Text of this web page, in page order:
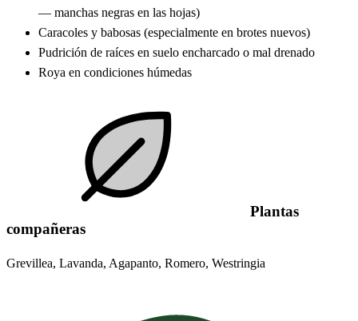
— manchas negras en las hojas)
Caracoles y babosas (especialmente en brotes nuevos)
Pudrición de raíces en suelo encharcado o mal drenado
Roya en condiciones húmedas
Plantas
compañeras
Grevillea, Lavanda, Agapanto, Romero, Westringia